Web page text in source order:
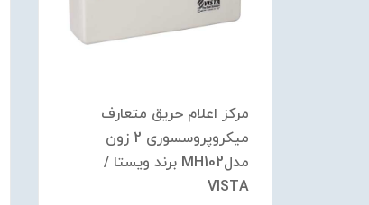
مرکز اعلام حریق متعارف
میکروپروسسوری 2 زون
مدلMH102 برند ویستا /
VISTA